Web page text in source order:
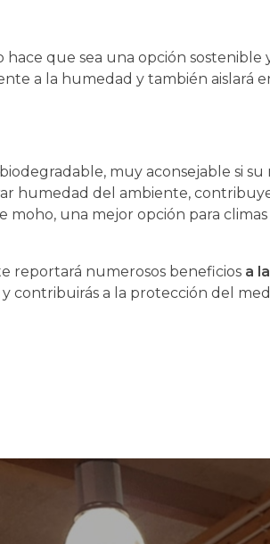
que sea una opción sostenible
a la humedad y también aislará
muy aconsejable si
humedad del ambiente,
una mejor opción para
reportará numerosos beneficios a
contribuirás a la protección del